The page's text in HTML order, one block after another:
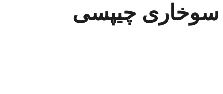
سوخاری چیپسی